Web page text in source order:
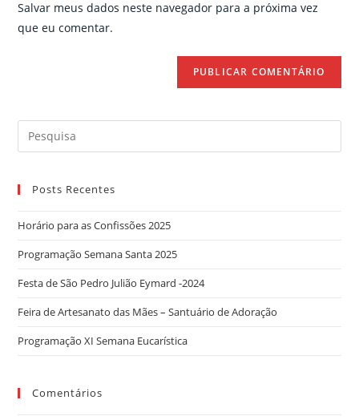
Salvar meus dados neste navegador para a próxima vez
que eu comentar.
Search
for:
Posts Recentes
Horário para as Confissões 2025
Programação Semana Santa 2025
Festa de São Pedro Julião Eymard -2024
Feira de Artesanato das Mães – Santuário de Adoração
Programação XI Semana Eucarística
Comentários